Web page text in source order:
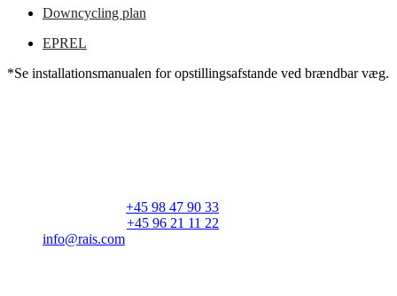
Downcycling plan
EPREL
*Se installationsmanualen for opstillingsafstande ved brændbar væg.
+45 98 47 90 33
+45 96 21 11 22
info@rais.com